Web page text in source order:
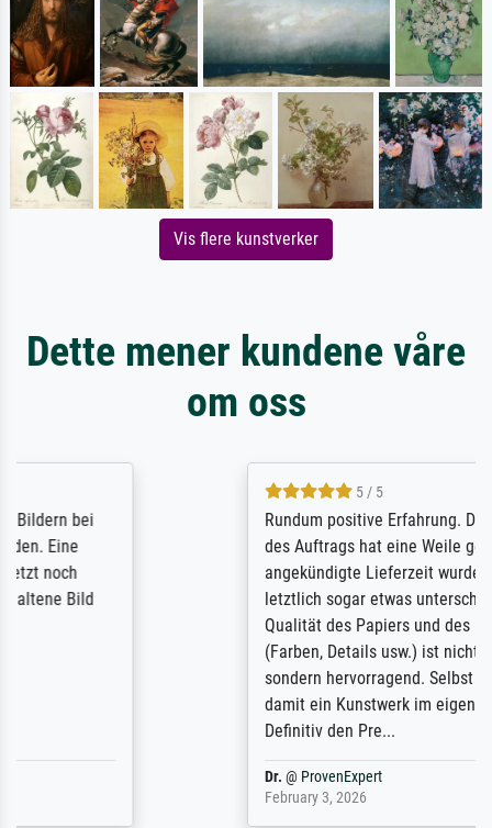
Vis flere kunstverker
Dette mener kundene våre
om oss
Rundum positive Erfahrung. Die Ausführung
des Auftrags hat eine Weile gedauert, die
angekündigte Lieferzeit wurde aber
letztlich sogar etwas unterschritten. Die
Qualität des Papiers und des Drucks
(Farben, Details usw.) ist nicht nur gut,
sondern hervorragend. Selbst ein Druck ist
damit ein Kunstwerk im eigenen Sinne.